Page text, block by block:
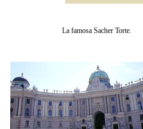
La famosa Sacher Torte.